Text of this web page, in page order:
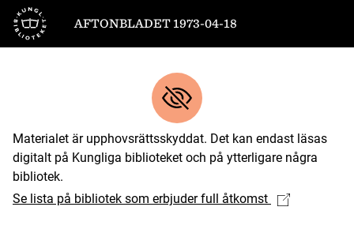
Till startsidan
AFTONBLADET 1973-04-18
Materialet är upphovsrättsskyddat. Det kan endast läsas
digitalt på Kungliga biblioteket och på ytterligare några
bibliotek.
Se lista på bibliotek som erbjuder full åtkomst